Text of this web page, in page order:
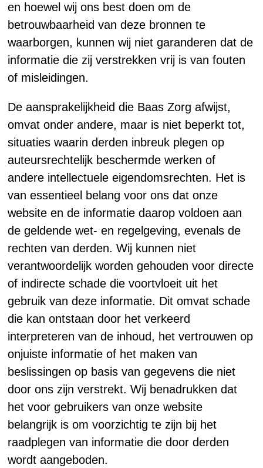
en hoewel wij ons best doen om de
betrouwbaarheid van deze bronnen te
waarborgen, kunnen wij niet garanderen dat de
informatie die zij verstrekken vrij is van fouten
of misleidingen.
De aansprakelijkheid die Baas Zorg afwijst,
omvat onder andere, maar is niet beperkt tot,
situaties waarin derden inbreuk plegen op
auteursrechtelijk beschermde werken of
andere intellectuele eigendomsrechten. Het is
van essentieel belang voor ons dat onze
website en de informatie daarop voldoen aan
de geldende wet- en regelgeving, evenals de
rechten van derden. Wij kunnen niet
verantwoordelijk worden gehouden voor directe
of indirecte schade die voortvloeit uit het
gebruik van deze informatie. Dit omvat schade
die kan ontstaan door het verkeerd
interpreteren van de inhoud, het vertrouwen op
onjuiste informatie of het maken van
beslissingen op basis van gegevens die niet
door ons zijn verstrekt. Wij benadrukken dat
het voor gebruikers van onze website
belangrijk is om voorzichtig te zijn bij het
raadplegen van informatie die door derden
wordt aangeboden.